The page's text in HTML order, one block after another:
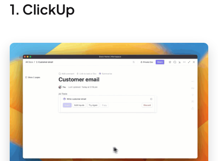
1. ClickUp